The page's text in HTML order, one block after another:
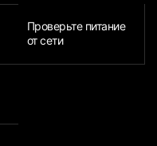
Проверьте питание
от сети